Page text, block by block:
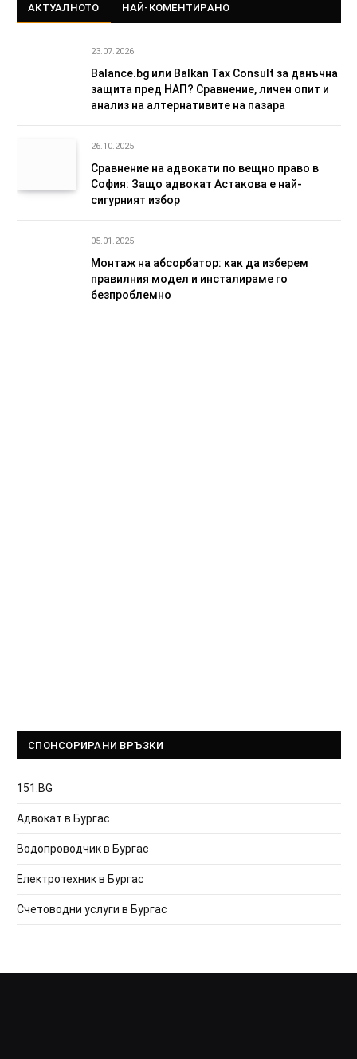
АКТУАЛНОТО НАЙ-КОМЕНТИРАНО
23.07.2026
Balance.bg или Balkan Tax Consult за данъчна
защита пред НАП? Сравнение, личен опит и
анализ на алтернативите на пазара
26.10.2025
Сравнение на адвокати по вещно право в
София: Защо адвокат Астакова е най-
сигурният избор
05.01.2025
Монтаж на абсорбатор: как да изберем
правилния модел и инсталираме го
безпроблемно
СПОНСОРИРАНИ ВРЪЗКИ
151.BG
Адвокат в Бургас
Водопроводчик в Бургас
Електротехник в Бургас
Счетоводни услуги в Бургас